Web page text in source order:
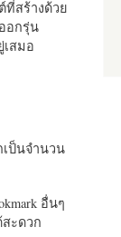
ที่สร้างด้วย
อกรุ่น
สมอ
ป็นจำนวน
อื่นๆ
สะดวก